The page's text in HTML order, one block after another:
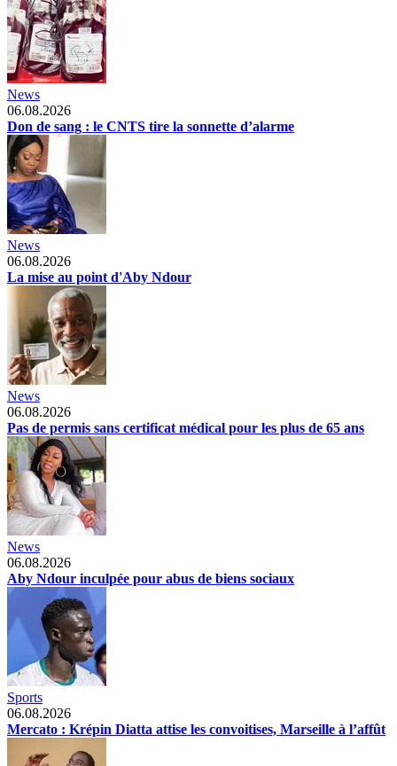
News
06.08.2026
Don de sang : le CNTS tire la sonnette d’alarme
News
06.08.2026
La mise au point d'Aby Ndour
News
06.08.2026
Pas de permis sans certificat médical pour les plus de 65 ans
News
06.08.2026
Aby Ndour inculpée pour abus de biens sociaux
Sports
06.08.2026
Mercato : Krépin Diatta attise les convoitises, Marseille à l’affût